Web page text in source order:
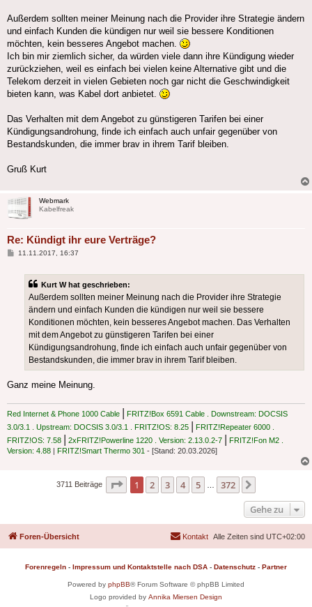
Außerdem sollten meiner Meinung nach die Provider ihre Strategie ändern
und einfach Kunden die kündigen nur weil sie bessere Konditionen
möchten, kein besseres Angebot machen.
Ich bin mir ziemlich sicher, da würden viele dann ihre Kündigung wieder
zurückziehen, weil es einfach bei vielen keine Alternative gibt und die
Telekom derzeit in vielen Gebieten noch gar nicht die Geschwindigkeit
bieten kann, was Kabel dort anbietet.
Das Verhalten mit dem Angebot zu günstigeren Tarifen bei einer
Kündigungsandrohung, finde ich einfach auch unfair gegenüber von
Bestandskunden, die immer brav in ihrem Tarif bleiben.
Gruß Kurt
Webmark
Kabelfreak
Re: Kündigt ihr eure Verträge?
Beitrag
11.11.2017, 16:37
Kurt W hat geschrieben:
Außerdem sollten meiner Meinung nach die Provider ihre Strategie
ändern und einfach Kunden die kündigen nur weil sie bessere
Konditionen möchten, kein besseres Angebot machen. Das Verhalten
mit dem Angebot zu günstigeren Tarifen bei einer
Kündigungsandrohung, finde ich einfach auch unfair gegenüber von
Bestandskunden, die immer brav in ihrem Tarif bleiben.
Ganz meine Meinung.
Red Internet & Phone 1000 Cable | FRITZ!Box 6591 Cable . Downstream: DOCSIS
3.0/3.1 . Upstream: DOCSIS 3.0/3.1 . FRITZ!OS: 8.25 | FRITZ!Repeater 6000 .
FRITZ!OS: 7.58 | 2xFRITZ!Powerline 1220 . Version: 2.13.0.2-7 | FRITZ!Fon M2 .
Version: 4.88 | FRITZ!Smart Thermo 301 - [Stand: 20.03.2026]
3711 Beiträge Seite 1von 372
1 2 3 4 5 372
Gehe zu
Foren-Übersicht Alle Zeiten sind UTC+02:00
Kontakt
Forenregeln - Impressum und Kontaktstelle nach DSA - Datenschutz - Partner
Powered by phpBB® Forum Software © phpBB Limited
Logo provided by Annika Miersen Design